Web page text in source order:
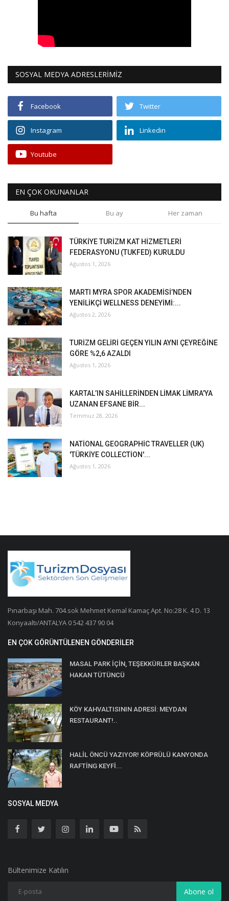
SOSYAL MEDYA ADRESLERİMİZ
Facebook Twitter
Instagram Linkedin
Youtube
EN ÇOK OKUNANLAR
Bu hafta Bu ay Her zaman
TÜRKİYE TURİZM KAT HİZMETLERİ
FEDERASYONU (TUKFED) KURULDU
Ağustos 1, 2026
MARTI MYRA SPOR AKADEMİSİ’NDEN
YENİLİKÇİ WELLNESS DENEYİMİ:...
Ağustos 2, 2026
TURİZM GELİRİ GEÇEN YILIN AYNI ÇEYREĞİNE
GÖRE %2,6 AZALDI
Ağustos 1, 2026
KARTAL’IN SAHİLLERİNDEN LİMAK LİMRA’YA
UZANAN EFSANE BİR...
Temmuz 28, 2026
NATİONAL GEOGRAPHİC TRAVELLER (UK)
'TÜRKİYE COLLECTİON'...
Ağustos 1, 2026
Pınarbaşı Mah. 704.sok Mehmet Kemal Kamaç Apt. No:28 K. 4 D. 13
Konyaaltı/ANTALYA 0 542 437 90 04
EN ÇOK GÖRÜNTÜLENEN GÖNDERILER
MASAL PARK İÇİN, TEŞEKKÜRLER BAŞKAN
HAKAN TÜTÜNCÜ
KÖY KAHVALTISININ ADRESİ: MEYDAN
RESTAURANT!..
HALİL ÖNCÜ YAZIYOR! KÖPRÜLÜ KANYONDA
RAFTİNG KEYFİ...
SOSYAL MEDYA
Bültenimize Katılın
Abone ol